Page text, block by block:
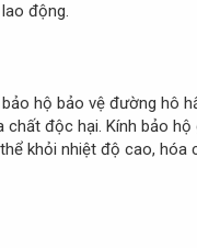
động.
hộ bảo vệ đường hô
độc hại. Kính bảo
khỏi nhiệt độ cao, hóa